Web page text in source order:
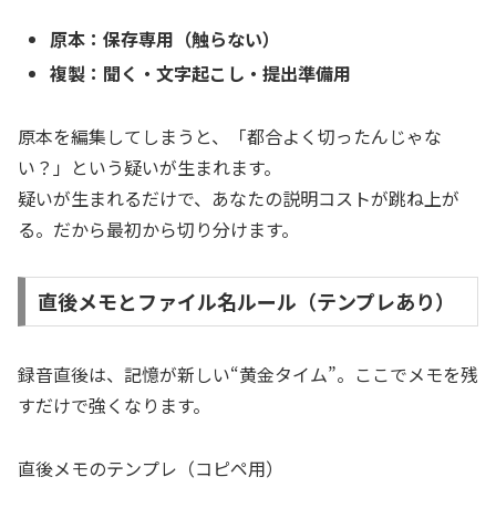
原本：保存専用（触らない）
複製：聞く・文字起こし・提出準備用
原本を編集してしまうと、「都合よく切ったんじゃな
い？」という疑いが生まれます。
疑いが生まれるだけで、あなたの説明コストが跳ね上が
る。だから最初から切り分けます。
直後メモとファイル名ルール（テンプレあり）
録音直後は、記憶が新しい“黄金タイム”。ここでメモを残
すだけで強くなります。
直後メモのテンプレ（コピペ用）